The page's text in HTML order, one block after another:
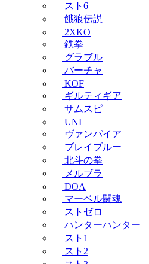
スト6
餓狼伝説
2XKO
鉄拳
グラブル
バーチャ
KOF
ギルティギア
サムスピ
UNI
ヴァンパイア
ブレイブルー
北斗の拳
メルブラ
DOA
マーベル闘魂
ストゼロ
ハンターハンター
スト1
スト2